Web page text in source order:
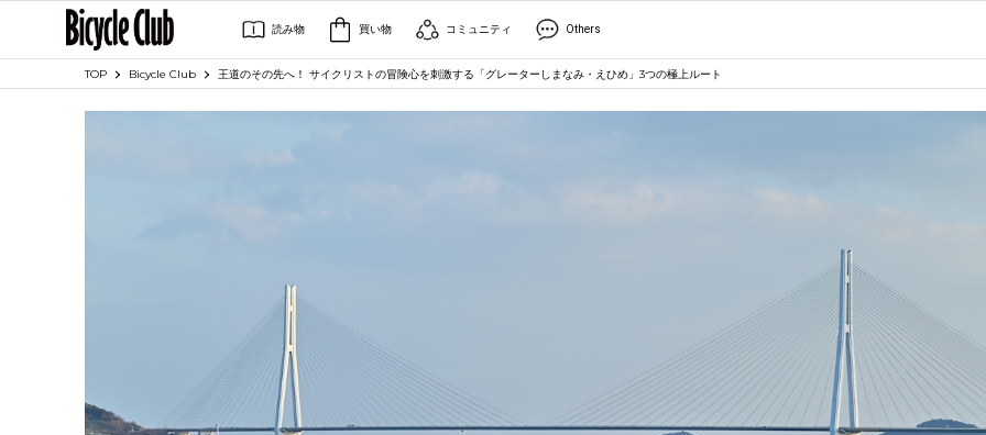
読み物 買い物 コミュニティ Others
TOP Bicycle Club 王道のその先へ！ サイクリストの冒険心を刺激する「グレーターしまなみ・えひめ」3つの極上ルート